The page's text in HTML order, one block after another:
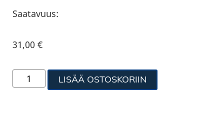
Saatavuus:
31,00€
LISÄÄ OSTOSKORIIN